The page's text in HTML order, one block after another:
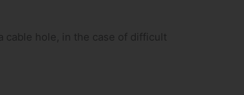
cable hole, in the case of difficult